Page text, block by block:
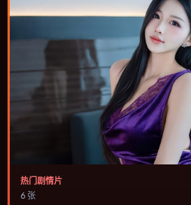
热门剧情片
6 张